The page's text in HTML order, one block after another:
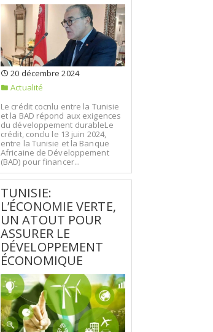
20 décembre 2024
Actualité
Le crédit cocnlu entre la Tunisie
et la BAD répond aux exigences
du développement durableLe
crédit, conclu le 13 juin 2024,
entre la Tunisie et la Banque
Africaine de Développement
(BAD) pour financer...
TUNISIE:
L’ÉCONOMIE VERTE,
UN ATOUT POUR
ASSURER LE
DÉVELOPPEMENT
ÉCONOMIQUE